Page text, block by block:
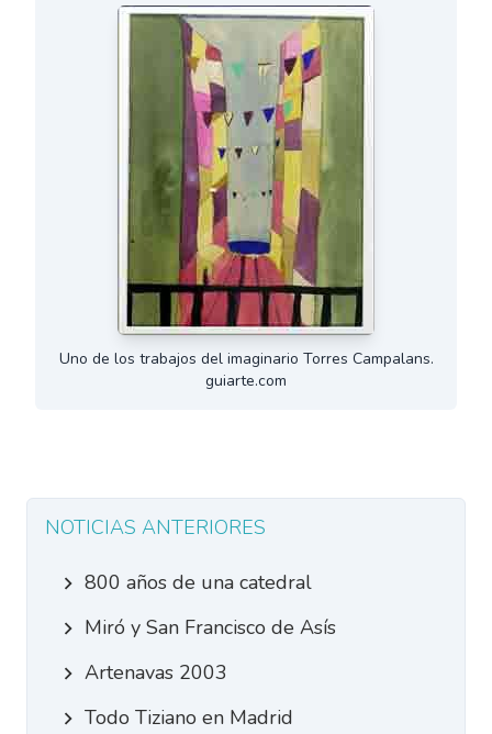
Uno de los trabajos del imaginario Torres Campalans.
guiarte.com
NOTICIAS ANTERIORES
800 años de una catedral
Miró y San Francisco de Asís
Artenavas 2003
Todo Tiziano en Madrid